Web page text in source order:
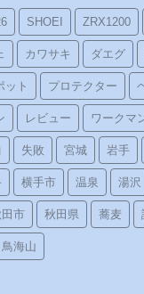
SHOEI ZRX1200
カワサキ ダエグ
ット プロテクター
レビュー ワークマ
失敗 宮城 岩手
横手市 温泉 湯沢
市 秋田県 蕎麦
鳥海山